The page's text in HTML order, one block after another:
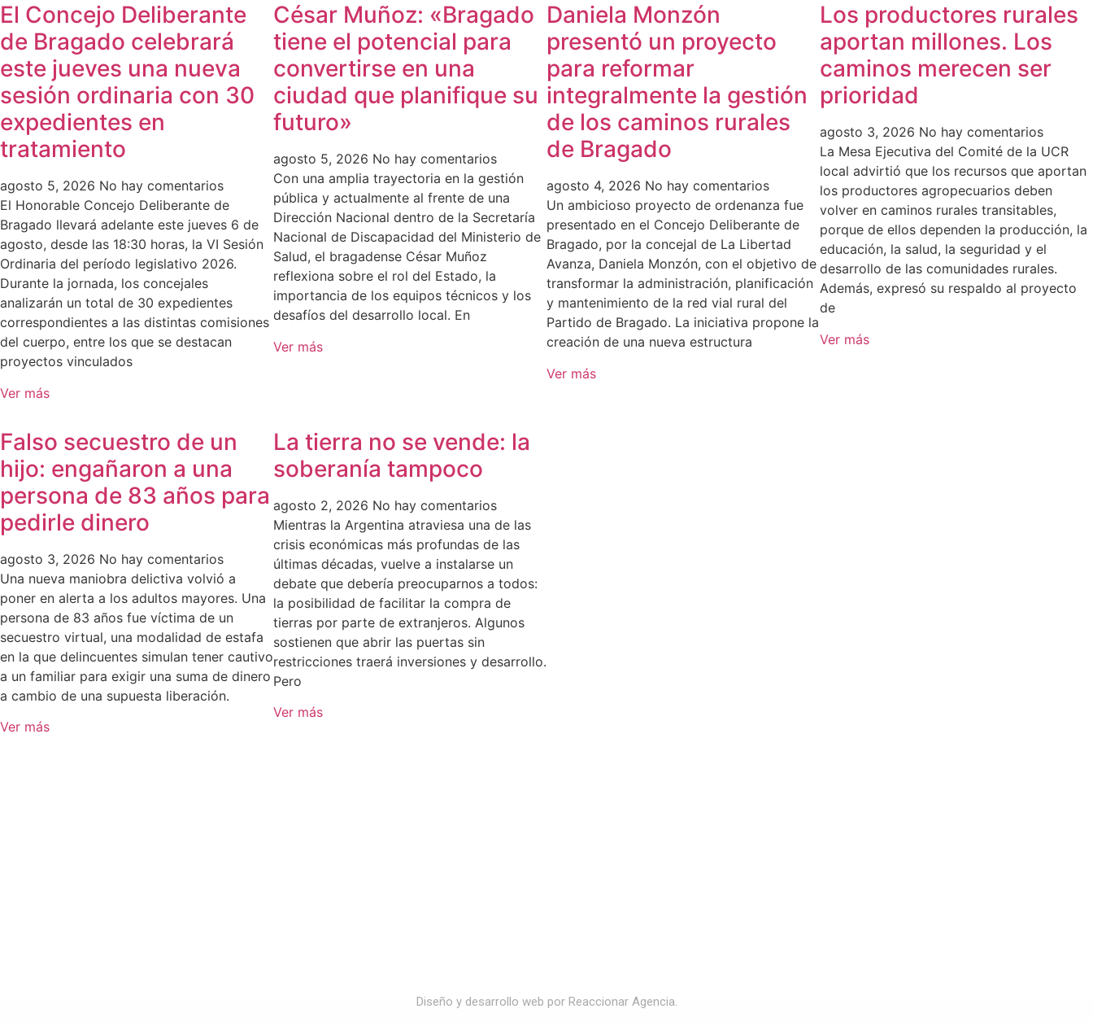
El Concejo Deliberante
de Bragado celebrará
este jueves una nueva
sesión ordinaria con 30
expedientes en
tratamiento
agosto 5, 2026 No hay comentarios
El Honorable Concejo Deliberante de
Bragado llevará adelante este jueves 6 de
agosto, desde las 18:30 horas, la VI Sesión
Ordinaria del período legislativo 2026.
Durante la jornada, los concejales
analizarán un total de 30 expedientes
correspondientes a las distintas comisiones
del cuerpo, entre los que se destacan
proyectos vinculados
Ver más
César Muñoz: «Bragado
tiene el potencial para
convertirse en una
ciudad que planifique su
futuro»
agosto 5, 2026 No hay comentarios
Con una amplia trayectoria en la gestión
pública y actualmente al frente de una
Dirección Nacional dentro de la Secretaría
Nacional de Discapacidad del Ministerio de
Salud, el bragadense César Muñoz
reflexiona sobre el rol del Estado, la
importancia de los equipos técnicos y los
desafíos del desarrollo local. En
Ver más
Daniela Monzón
presentó un proyecto
para reformar
integralmente la gestión
de los caminos rurales
de Bragado
agosto 4, 2026 No hay comentarios
Un ambicioso proyecto de ordenanza fue
presentado en el Concejo Deliberante de
Bragado, por la concejal de La Libertad
Avanza, Daniela Monzón, con el objetivo de
transformar la administración, planificación
y mantenimiento de la red vial rural del
Partido de Bragado. La iniciativa propone la
creación de una nueva estructura
Ver más
Los productores rurales
aportan millones. Los
caminos merecen ser
prioridad
agosto 3, 2026 No hay comentarios
La Mesa Ejecutiva del Comité de la UCR
local advirtió que los recursos que aportan
los productores agropecuarios deben
volver en caminos rurales transitables,
porque de ellos dependen la producción, la
educación, la salud, la seguridad y el
desarrollo de las comunidades rurales.
Además, expresó su respaldo al proyecto
de
Ver más
Falso secuestro de un
hijo: engañaron a una
persona de 83 años para
pedirle dinero
agosto 3, 2026 No hay comentarios
Una nueva maniobra delictiva volvió a
poner en alerta a los adultos mayores. Una
persona de 83 años fue víctima de un
secuestro virtual, una modalidad de estafa
en la que delincuentes simulan tener cautivo
a un familiar para exigir una suma de dinero
a cambio de una supuesta liberación.
Ver más
La tierra no se vende: la
soberanía tampoco
agosto 2, 2026 No hay comentarios
Mientras la Argentina atraviesa una de las
crisis económicas más profundas de las
últimas décadas, vuelve a instalarse un
debate que debería preocuparnos a todos:
la posibilidad de facilitar la compra de
tierras por parte de extranjeros. Algunos
sostienen que abrir las puertas sin
restricciones traerá inversiones y desarrollo.
Pero
Ver más
Diseño y desarrollo web por Reaccionar Agencia.